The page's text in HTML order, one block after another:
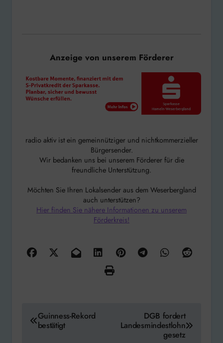
Anzeige von unserem Förderer
radio aktiv ist ein gemeinnütziger und nichtkommerzieller
Bürgersender.
Wir bedanken uns bei unserem Förderer für die
freundliche Unterstützung.
Möchten Sie Ihren Lokalsender aus dem Weserbergland
auch unterstützen?
Hier finden Sie nähere Informationen zu unserem
Förderkreis!
Beitragsnavigation
Guinness-Rekord
bestätigt
DGB fordert
Landesmindestlohn
gesetz